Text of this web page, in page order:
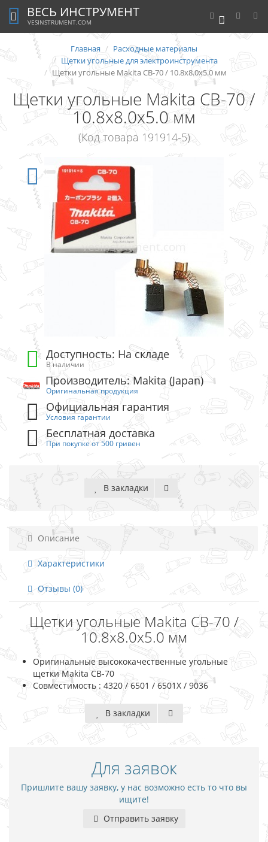
0
ВЕСЬ ИНСТРУМЕНТ
VESINSTRUMENT.COM
Главная
Расходные материалы
Щетки угольные для электроинструмента
Щетки угольные Makita CB-70 / 10.8х8.0х5.0 мм
Щетки угольные Makita CB-70 /
10.8х8.0х5.0 мм
(Код товара 191914-5)
Доступность: На складе
В наличии
Производитель: Makita (Japan)
Оригинальная продукция
Официальная гарантия
Условия гарантии
Бесплатная доставка
При покупке от 500 гривен
В закладки
Описание
Характеристики
Отзывы (0)
Щетки угольные Makita CB-70 /
10.8х8.0х5.0 мм
Оригинальные высококачественные угольные
щетки Makita CB-70
Совместимость : 4320 / 6501 / 6501X / 9036
В закладки
Для заявок
Пришлите вашу заявку, у нас возможно есть то что вы
ищите!
Отправить заявку